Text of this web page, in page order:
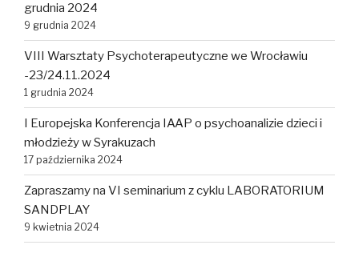
grudnia 2024
9 grudnia 2024
VIII Warsztaty Psychoterapeutyczne we Wrocławiu
-23/24.11.2024
1 grudnia 2024
I Europejska Konferencja IAAP o psychoanalizie dzieci i
młodzieży w Syrakuzach
17 października 2024
Zapraszamy na VI seminarium z cyklu LABORATORIUM
SANDPLAY
9 kwietnia 2024